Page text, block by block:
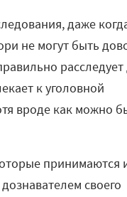
даже
не могут быть
к уголовной
вроде как можно
принимаются
своего